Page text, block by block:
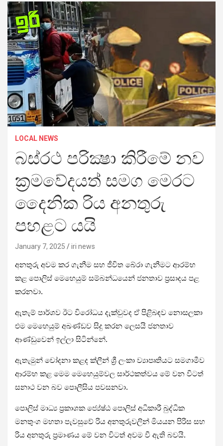
LOCAL NEWS
බස්රථ පරික්‍ෂා කිරීමේ නව
ක්‍රමවේදයත් සමග මෙරට
දෛනික රිය අනතුරු
පහළට යයි
January 7, 2025 iri news
අනතුරු අවම කර ගැනීම සහ ජීවිත බේරා ගැනීමට ආරම්භ
කළ පොලිස් මෙහෙයුම් සම්බන්ධයෙන් ජනතාව ප්‍රසාදය පළ
කරනවා.
ඇතැම් පාර්ශව ඊට විරෝධය දැක්වුවද ඒ පිළිබඳව නොසලකා
එම මෙහෙයුම් අඛණ්ඩව සිදු කරන ලෙසයි ජනතාව
ආණ්ඩුවෙන් ඉල්ලා සිටින්නේ.
ඇතැමුන් චෝදනා කළද ක්ලීන් ශ්‍රී ලංකා ව්‍යාපෘතියට සමගාමීව
ආරම්භ කළ මෙම මෙහෙයුම්වල සාර්ථකත්වය මේ වන විටත්
සනාථ වන බව පොලීසිය පවසනවා.
පොලිස් මාධ්‍ය ප්‍රකාශක ජ්‍යේෂ්ඨ පොලිස් අධිකාරී බුද්ධික
මනතුංග මහතා පැවසුවේ රිය අනතුරුවලින් මියයන පිරිස සහ
රිය අනතුරු ප්‍රමාණය මේ වන විටත් අවම වී ඇති බවයි.